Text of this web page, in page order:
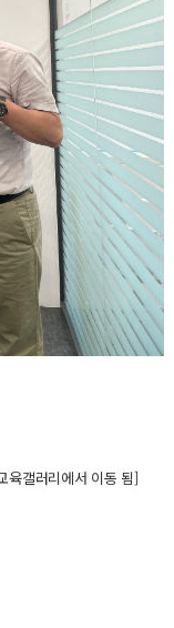
육갤러리에서 이동 됨]